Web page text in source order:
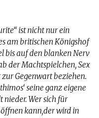
ist nicht nur ein
am britischen Königshof
bis auf den blanken Nerv
der Machtspielchen, Sex
Gegenwart beziehen.
seine ganz eigene
Wer sich für
kann,der wird in